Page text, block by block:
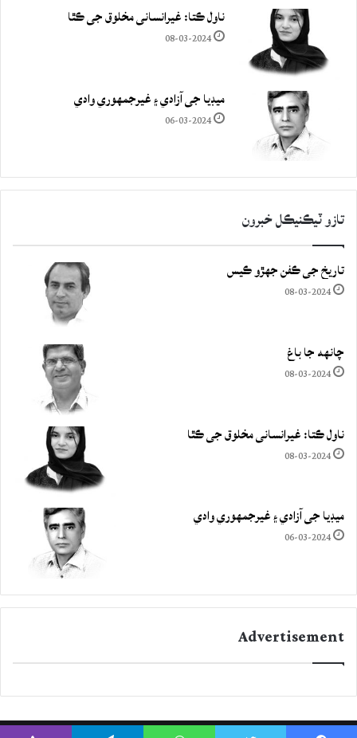
ناول ڪتا: غيرانساني مخلوق جي ڪٿا
08-03-2024
ميڊيا جي آزادي ۽ غيرجمھوري وادي
06-03-2024
تازو ٽيڪنيڪل خبرون
تاريخ جي ڪفن جھڙو ڪيس
08-03-2024
چانهه جا باغ
08-03-2024
ناول ڪتا: غيرانساني مخلوق جي ڪٿا
08-03-2024
ميڊيا جي آزادي ۽ غيرجمھوري وادي
06-03-2024
Advertisement